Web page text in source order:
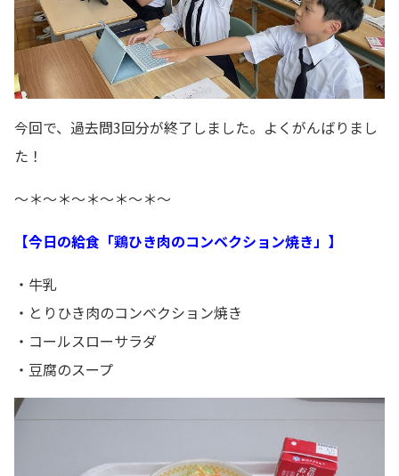
今回で、過去問3回分が終了しました。よくがんばりまし
た！
～＊～＊～＊～＊～＊～
【今日の給食「鶏ひき肉のコンベクション焼き」】
・牛乳
・とりひき肉のコンベクション焼き
・コールスローサラダ
・豆腐のスープ